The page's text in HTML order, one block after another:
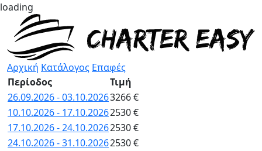
loading
Αρχική Κατάλογος Επαφές
Περίοδος
Τιμή
26.09.2026 - 03.10.20263266 €
10.10.2026 - 17.10.20262530 €
17.10.2026 - 24.10.20262530 €
24.10.2026 - 31.10.20262530 €